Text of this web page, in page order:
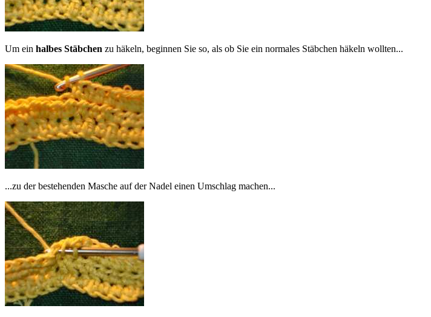
Um ein halbes Stäbchen zu häkeln, beginnen Sie so, als ob Sie ein normales Stäbchen häkeln wollten...
...zu der bestehenden Masche auf der Nadel einen Umschlag machen...